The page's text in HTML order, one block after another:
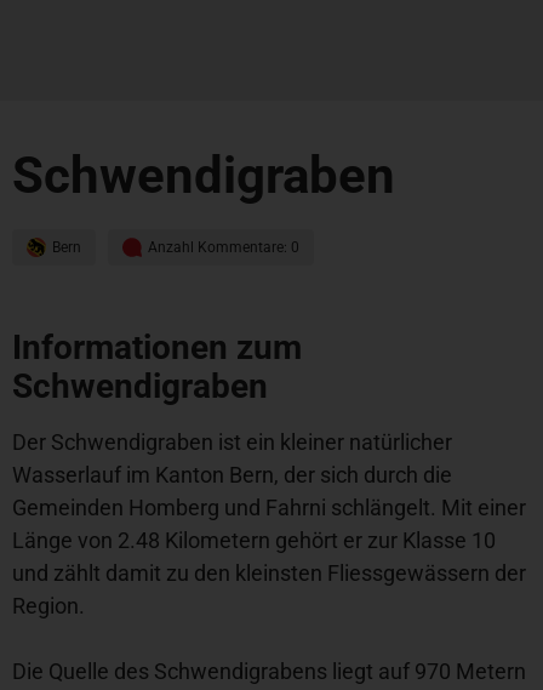
Schwendigraben
Bern Anzahl Kommentare: 0
Informationen zum
Schwendigraben
Der Schwendigraben ist ein kleiner natürlicher
Wasserlauf im Kanton Bern, der sich durch die
Gemeinden Homberg und Fahrni schlängelt. Mit einer
Länge von 2.48 Kilometern gehört er zur Klasse 10
und zählt damit zu den kleinsten Fliessgewässern der
Region.
Die Quelle des Schwendigrabens liegt auf 970 Metern